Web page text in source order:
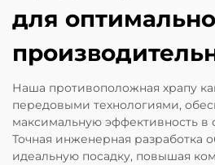
для
Наша противоположная храпу
передовыми технологиями,
максимальную эффективность в
Точная инженерная разработка
идеальную посадку, повышая